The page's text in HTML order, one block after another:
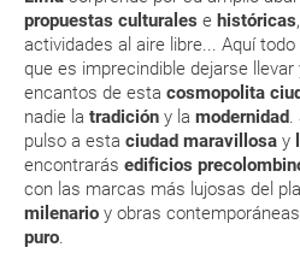
propuestas culturales e históricas
actividades al aire libre... Aquí todo
que es imprecindible dejarse
encantos de esta cosmopolita
nadie la tradición y la modernidad
pulso a esta ciudad maravillosa y
encontrarás edificios
con las marcas más lujosas del
milenario y obras contemporáneas.
puro
vacacional (Caribe, circuitos, tours...) te
de tu reserva alrededor de 10 días antes
imprimir y llevar contigo en el viaje.
Esta documentación te será requerida
aérea a la hora de realizar el check-in el
MODIFICACIÓN ó
modificar una reserva del
generar una anulación o